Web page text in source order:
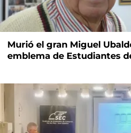
Murió el gran Miguel
emblema de Estudiantes